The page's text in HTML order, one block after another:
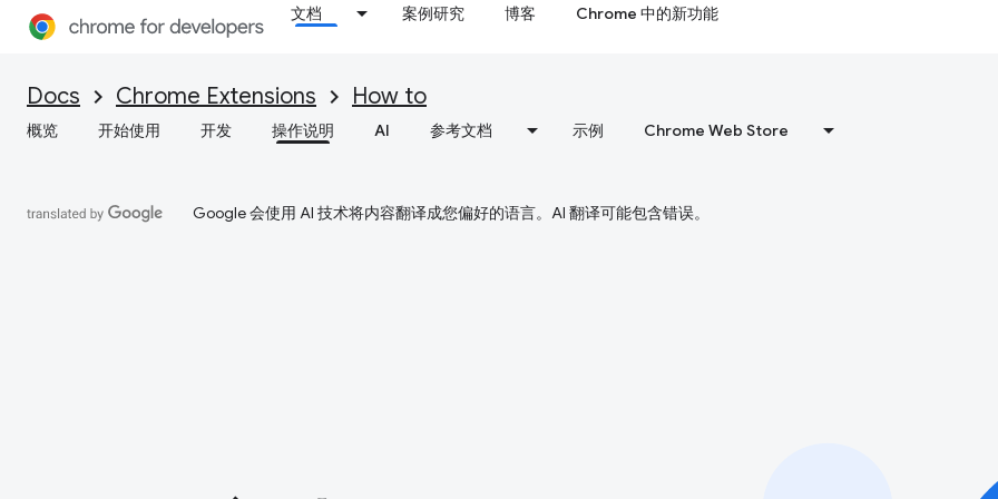
文档 案例研究 博客 Chrome 中的新功能
Docs Chrome Extensions How to
概览 开始使用 开发 操作说明 AI 参考文档 示例 Chrome Web Store
Google 会使用 AI 技术将内容翻译成您偏好的语言。AI 翻译可能包含错误。